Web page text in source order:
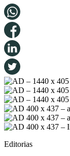
Editorias